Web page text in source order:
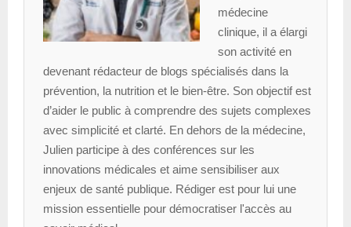
médecine
clinique, il a élargi
son activité en
devenant rédacteur de blogs spécialisés dans la
prévention, la nutrition et le bien-être. Son objectif est
d’aider le public à comprendre des sujets complexes
avec simplicité et clarté. En dehors de la médecine,
Julien participe à des conférences sur les
innovations médicales et aime sensibiliser aux
enjeux de santé publique. Rédiger est pour lui une
mission essentielle pour démocratiser l'accès au